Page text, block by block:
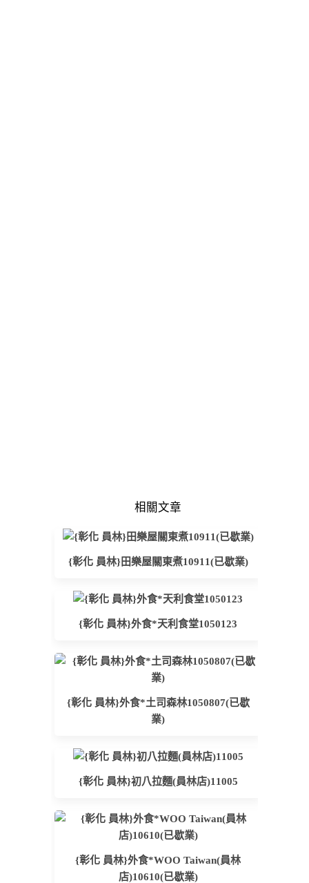
相關文章
{彰化 員林}田樂屋關東煮10911(已歇業)
{彰化 員林}外食*天利食堂1050123
{彰化 員林}外食*土司森林1050807(已歇
業)
{彰化 員林}初八拉麵(員林店)11005
{彰化 員林}外食*WOO Taiwan(員林
店)10610(已歇業)